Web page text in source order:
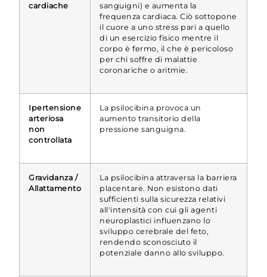
cardiache
sanguigni) e aumenta la
frequenza cardiaca. Ciò sottopone
il cuore a uno stress pari a quello
di un esercizio fisico mentre il
corpo è fermo, il che è pericoloso
per chi soffre di malattie
coronariche o aritmie.
Ipertensione
arteriosa
non
controllata
La psilocibina provoca un
aumento transitorio della
pressione sanguigna.
Gravidanza /
Allattamento
La psilocibina attraversa la barriera
placentare. Non esistono dati
sufficienti sulla sicurezza relativi
all'intensità con cui gli agenti
neuroplastici influenzano lo
sviluppo cerebrale del feto,
rendendo sconosciuto il
potenziale danno allo sviluppo.